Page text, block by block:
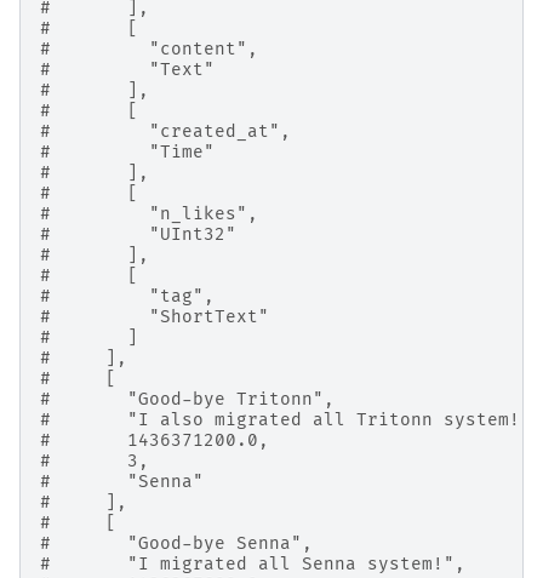
#       ],
#       [
#         "content",
#         "Text"
#       ],
#       [
#         "created_at",
#         "Time"
#       ],
#       [
#         "n_likes",
#         "UInt32"
#       ],
#       [
#         "tag",
#         "ShortText"
#       ]
#     ],
#     [
#       "Good-bye Tritonn",
#       "I also migrated all Tritonn system!",
#       1436371200.0,
#       3,
#       "Senna"
#     ],
#     [
#       "Good-bye Senna",
#       "I migrated all Senna system!",